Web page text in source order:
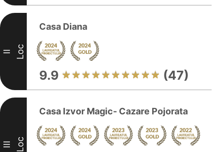
II Loc
Casa Diana
9.9 (47)
III Loc
Casa Izvor Magic- Cazare Pojorata